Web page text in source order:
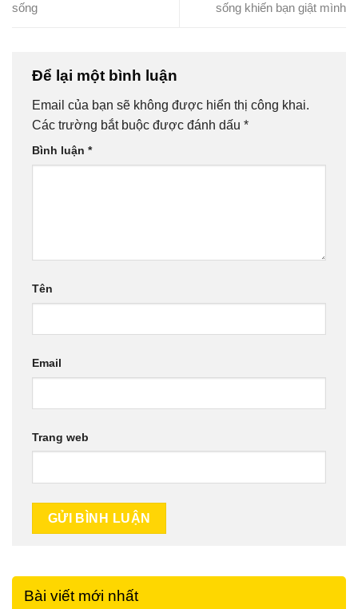
sống
sống khiến bạn giật mình
Để lại một bình luận
Email của bạn sẽ không được hiển thị công khai.
Các trường bắt buộc được đánh dấu *
Bình luận *
Tên
Email
Trang web
Bài viết mới nhất